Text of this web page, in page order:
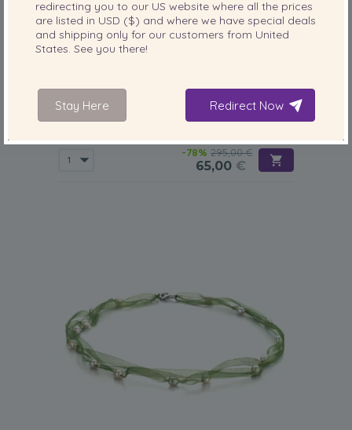
5-6mm
Halskette mit weißen, 5-6mm großen
-78% 295,00 €
65,00 €
redirecting you to our US website where all the prices
are listed in USD ($) and where we have special deals
and shipping only for our customers from United
States. See you there!
Stay Here Redirect Now